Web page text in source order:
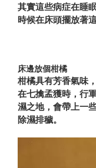
其實這些病症在睡
時候在床頭擺放著
床邊放個柑橘
柑橘具有芳香氣味
在七擒孟獲時，行
濕之地，會帶上一
除濕排穢。